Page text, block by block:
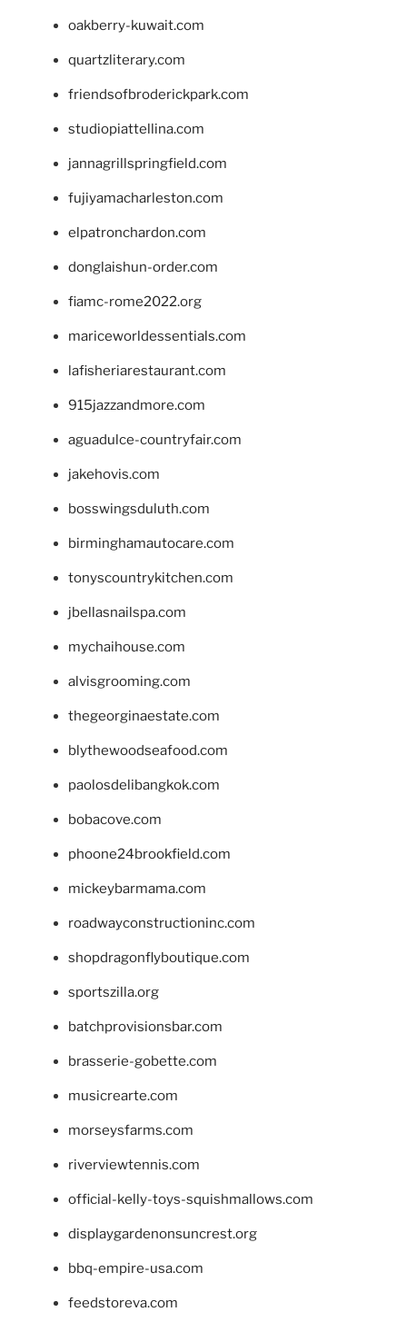
oakberry-kuwait.com
quartzliterary.com
friendsofbroderickpark.com
studiopiattellina.com
jannagrillspringfield.com
fujiyamacharleston.com
elpatronchardon.com
donglaishun-order.com
fiamc-rome2022.org
mariceworldessentials.com
lafisheriarestaurant.com
915jazzandmore.com
aguadulce-countryfair.com
jakehovis.com
bosswingsduluth.com
birminghamautocare.com
tonyscountrykitchen.com
jbellasnailspa.com
mychaihouse.com
alvisgrooming.com
thegeorginaestate.com
blythewoodseafood.com
paolosdelibangkok.com
bobacove.com
phoone24brookfield.com
mickeybarmama.com
roadwayconstructioninc.com
shopdragonflyboutique.com
sportszilla.org
batchprovisionsbar.com
brasserie-gobette.com
musicrearte.com
morseysfarms.com
riverviewtennis.com
official-kelly-toys-squishmallows.com
displaygardenonsuncrest.org
bbq-empire-usa.com
feedstoreva.com